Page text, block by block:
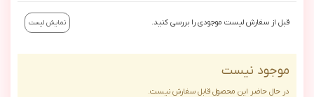
قبل از سفارش لیست موجودی را بررسی کنید. نمایش لیست
موجود نیست
در حال حاضر این محصول قابل سفارش نیست.